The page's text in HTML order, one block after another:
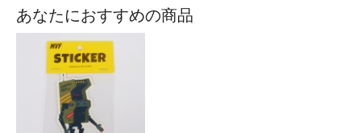
あなたにおすすめの商品